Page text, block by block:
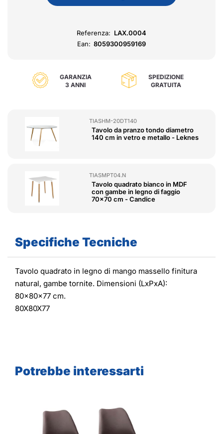
Referenza: LAX.0004
Ean: 8059300959169
GARANZIA
3 ANNI
SPEDIZIONE
GRATUITA
TIASHM-20DT140
Tavolo da pranzo tondo diametro
140 cm in vetro e metallo - Leknes
TIASMPT04.N
Tavolo quadrato bianco in MDF
con gambe in legno di faggio
70x70 cm - Candice
Specifiche Tecniche
Tavolo quadrato in legno di mango massello finitura
natural, gambe tornite. Dimensioni (LxPxA):
80x80x77 cm.
80X80X77
Potrebbe interessarti